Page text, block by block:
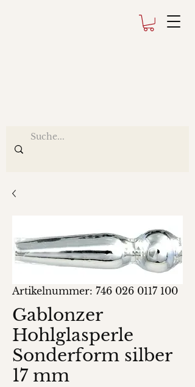
Artikelnummer: 746 026 0117 100
Gablonzer
Hohlglasperle
Sonderform silber
17 mm